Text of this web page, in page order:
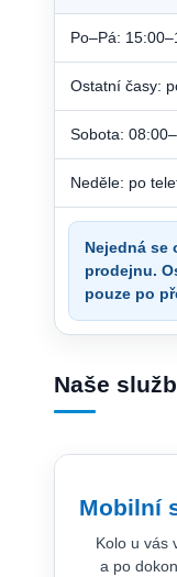
Po–Pá:
Ostatní časy:
Sobota:
Neděle: po
Nejedná se
prodejnu.
pouze po
Naše
Mobilní
Kolo u vás
a po